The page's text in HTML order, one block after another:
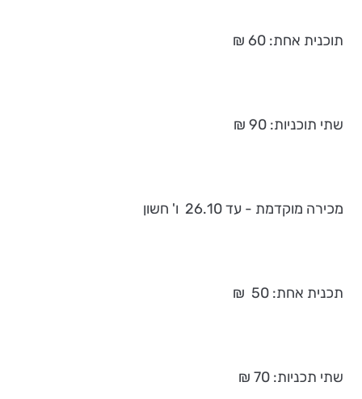
תוכנית אחת: 60 ₪
שתי תוכניות: 90 ₪
מכירה מוקדמת - עד 26.10 ו' חשון
תכנית אחת: 50 ₪
שתי תכניות: 70 ₪